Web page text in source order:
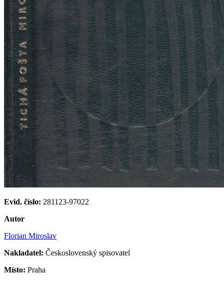
Evid. číslo: 281123-97022
Autor
Florian Miroslav
Nakladatel: Československý spisovatel
Místo: Praha